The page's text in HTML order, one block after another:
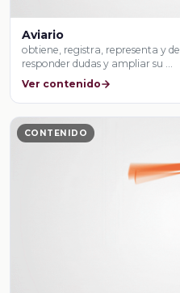
Aviario
obtiene, registra, representa y
responder dudas y ampliar su …
Ver contenido
CONTENIDO